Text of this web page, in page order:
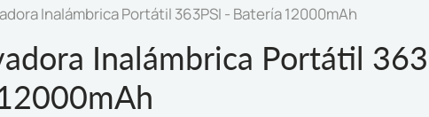
Inalámbrica Portátil 363PSI - Batería 12000mAh
Inalámbrica Portátil